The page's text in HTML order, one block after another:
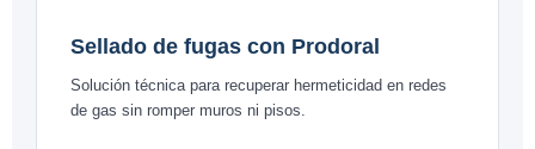
Sellado de fugas con Prodoral
Solución técnica para recuperar hermeticidad en redes
de gas sin romper muros ni pisos.